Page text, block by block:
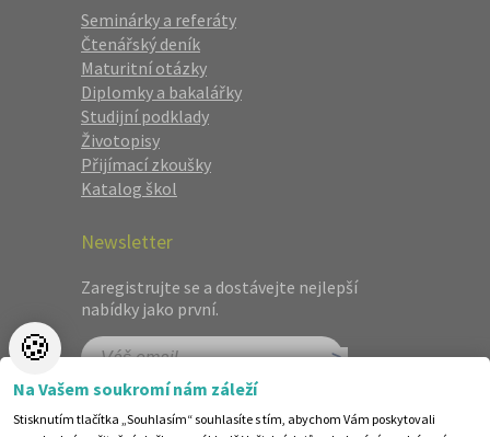
Seminárky a referáty
Čtenářský deník
Maturitní otázky
Diplomky a bakalářky
Studijní podklady
Životopisy
Přijímací zkoušky
Katalog škol
Newsletter
Zaregistrujte se a dostávejte nejlepší
nabídky jako první.
🍪
Na Vašem soukromí nám záleží
Stisknutím tlačítka „Souhlasím“ souhlasíte s tím, abychom Vám poskytovali